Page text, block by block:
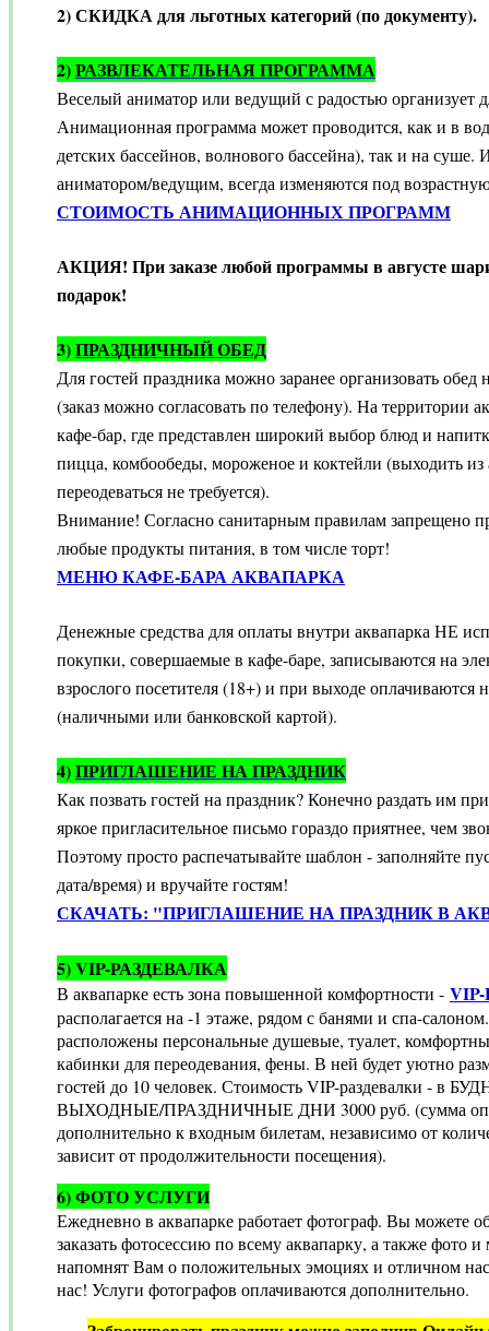
2) СКИДКА для льготных категорий (по документу).
2)РАЗВЛЕКАТЕЛЬНАЯ ПРОГРАММА
Веселый аниматор или ведущий с радостью организует
Анимационная программа может проводится, как и в
детских бассейнов, волнового бассейна), так и на
аниматором/ведущим, всегда изменяются под
СТОИМОСТЬ АНИМАЦИОННЫХ ПРОГРАММ
АКЦИЯ! При заказе любой программы в августе
подарок!
3)ПРАЗДНИЧНЫЙ ОБЕД
Для гостей праздника можно заранее организовать обед
(заказ можно согласовать по телефону). На территории
кафе-бар, где представлен широкий выбор блюд и
пицца, комбообеды, мороженое и коктейли (выходить из
переодеваться не требуется).
Внимание! Согласно санитарным правилам запрещено
любые продукты питания, в том числе торт!
МЕНЮ КАФЕ-БАРА АКВАПАРКА
Денежные средства для оплаты внутри аквапарка НЕ
покупки, совершаемые в кафе-баре, записываются на
взрослого посетителя (18+) и при выходе оплачиваются
(наличными или банковской картой).
4)ПРИГЛАШЕНИЕ НА ПРАЗДНИК
Как позвать гостей на праздник? Конечно раздать им
яркое пригласительное письмо гораздо приятнее, чем
Поэтому просто распечатывайте шаблон - заполняйте
дата/время) и вручайте гостям!
СКАЧАТЬ: "ПРИГЛАШЕНИЕ НА ПРАЗДНИК В
5)VIP-РАЗДЕВАЛКА
В аквапарке есть зона повышенной комфортности -
располагается на -1 этаже, рядом с банями и спа-
расположены персональные душевые, туалет,
кабинки для переодевания, фены. В ней будет уютно
гостей до 10 человек. Стоимость VIP-раздевалки - в
ВЫХОДНЫЕ/ПРАЗДНИЧНЫЕ ДНИ 3000 руб. (сумма
дополнительно к входным билетам, независимо от
зависит от продолжительности посещения).
6) ФОТО УСЛУГИ
Ежедневно в аквапарке работает фотограф. Вы можете
заказать фотосессию по всему аквапарку, а также фото
напомнят Вам о положительных эмоциях и отличном
нас! Услуги фотографов оплачиваются дополнительно.